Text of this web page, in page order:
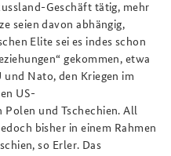
Geschäft tätig, mehr
seien davon abhängig,
Elite sei es indes schon
gekommen, etwa
Nato, den Kriegen im
US-
und Tschechien. All
bisher in einem Rahmen
so Erler. Das